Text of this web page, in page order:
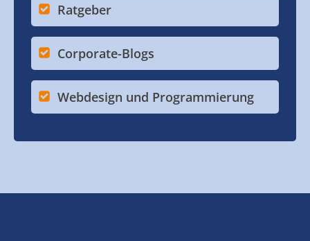
Ratgeber
Corporate-Blogs
Webdesign und Programmierung